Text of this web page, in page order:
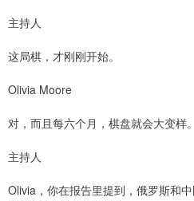
主持人
这局棋，才刚刚开始。
Olivia Moore
对，而且每六个月，棋盘就会大变样。
主持人
Olivia，你在报告里提到，俄罗斯和